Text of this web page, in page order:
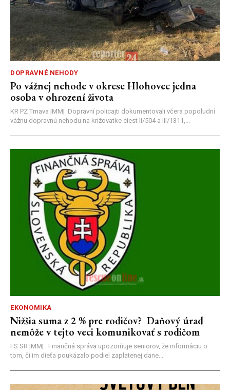
DOPRAVNÉ NEHODY
Po vážnej nehode v okrese Hlohovec jedna
osoba v ohrození života
KR PZ Trnava |MM| Dopravní policajti dokumentovali včera popoludní
vážnu dopravnú nehodu na križovatke ciest II/504 a III/1311,...
EKONOMIKA
Nižšia suma z 2 % pre rodičov? Daňový úrad
nemôže v tejto veci komunikovať s rodičom
FS SR |MM| Finančná správa upozorňuje seniorov, že informáciu o
tom, či im dieťa poukázalo podiel zaplatenej dane...